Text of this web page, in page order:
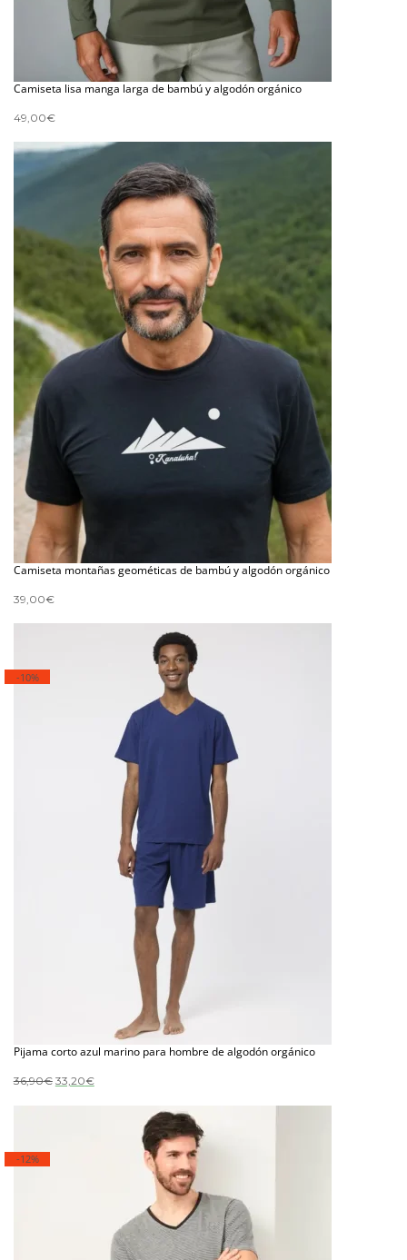
Camiseta lisa manga larga de bambú y algodón orgánico
49,00€
Camiseta montañas geométicas de bambú y algodón orgánico
39,00€
-10%
Pijama corto azul marino para hombre de algodón orgánico
36,90€ El
33,20€El
-12%